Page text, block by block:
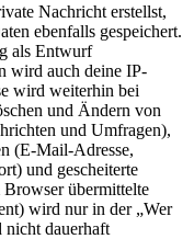
Nachricht erstellst,
ebenfalls gespeichert.
als Entwurf
wird auch deine IP-
wird weiterhin bei
und Ändern von
und Umfragen),
(E-Mail-Adresse,
und gescheiterte
übermittelte
wird nur in der „Wer
nicht dauerhaft